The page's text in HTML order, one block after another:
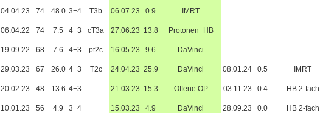
04.04.23 74 48.0 3+4 T3b 06.07.23 0.9 IMRT
06.04.22 74 7.5 4+3 cT3a 27.06.23 13.8 Protonen+HB
19.09.22 68 7.6 4+3 pt2c 16.05.23 9.6 DaVinci
29.03.23 67 26.0 4+3 T2c 24.04.23 25.9 DaVinci 08.01.24 0.5 IMRT
20.02.23 48 13.6 4+3 21.03.23 15.3 Offene OP 03.11.23 0.4 HB 2-fach
10.01.23 56 4.9 3+4 15.03.23 4.9 DaVinci 28.09.23 0.0 HB 2-fach